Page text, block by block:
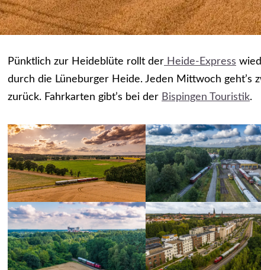
Pünktlich zur Heideblüte rollt der Heide-Express
durch die Lüneburger Heide. Jeden Mittwoch geht’s
zurück. Fahrkarten gibt’s bei der Bispingen Touristik.